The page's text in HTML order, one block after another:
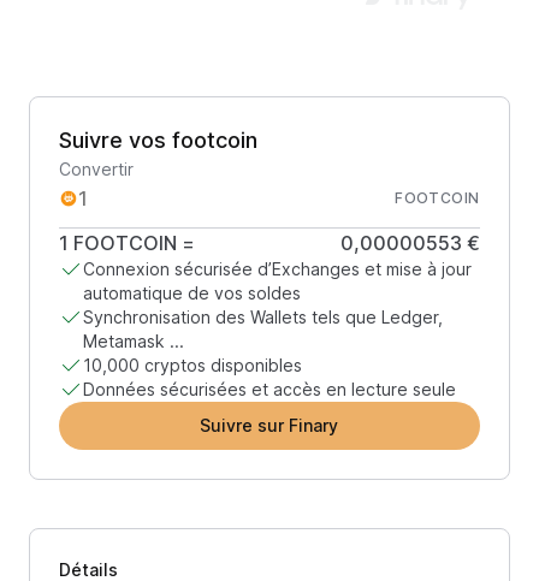
Suivre vos footcoin
Convertir
FOOTCOIN
1 FOOTCOIN = 0,00000553 €
Connexion sécurisée d’Exchanges et mise à jour
automatique de vos soldes
Synchronisation des Wallets tels que Ledger,
Metamask ...
10,000 cryptos disponibles
Données sécurisées et accès en lecture seule
Suivre sur Finary
Détails